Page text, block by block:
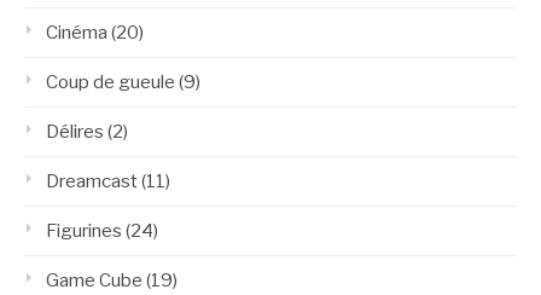
Cinéma (20)
Coup de gueule (9)
Délires (2)
Dreamcast(11)
Figurines (24)
Game Cube (19)